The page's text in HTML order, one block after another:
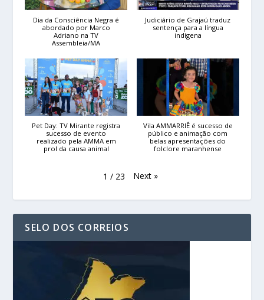
Dia da Consciência Negra é
abordado por Marco
Adriano na TV
Assembleia/MA
Judiciário de Grajaú traduz
sentença para a língua
indígena
Pet Day: TV Mirante registra
sucesso de evento
realizado pela AMMA em
prol da causa animal
Vila AMMARRIÊ é sucesso de
público e animação com
belas apresentações do
folclore maranhense
1 / 23 Next »
SELO DOS CORREIOS